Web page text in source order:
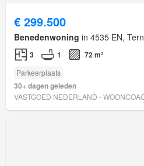
€ 299.500
Benedenwoning in 4535 EN,
3 1 72 m²
Parkeerplaats
30+ dagen geleden
VASTGOED NEDERLAND -